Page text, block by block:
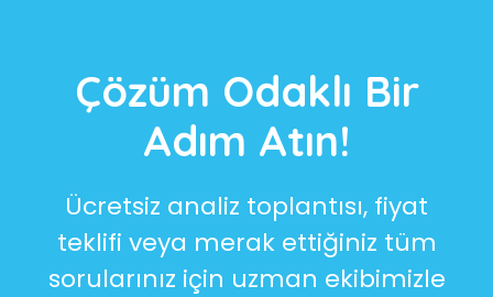
Çözüm Odaklı Bir
Adım Atın!
Ücretsiz analiz toplantısı, fiyat
teklifi veya merak ettiğiniz tüm
sorularınız için uzman ekibimizle